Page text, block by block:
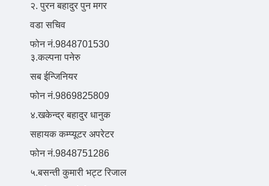
२. पुरन बहादुर पुन मगर
वडा सचिव
फोन नं.9848701530
३.कल्पना पनेरु
सब ईन्जिनियर
फोन नं.9869825809
४.खकेन्द्र बहादुर धानुक
सहायक कम्प्यूटर अपरेटर
फोन नं.9848751286
५.बसन्ती कुमारी भट्ट रिजाल